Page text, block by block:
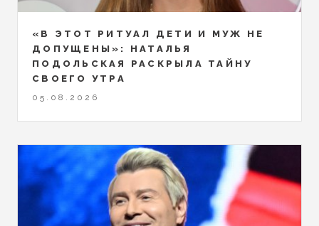
«В ЭТОТ РИТУАЛ ДЕТИ И МУЖ НЕ
ДОПУЩЕНЫ»: НАТАЛЬЯ
ПОДОЛЬСКАЯ РАСКРЫЛА ТАЙНУ
СВОЕГО УТРА
05.08.2026